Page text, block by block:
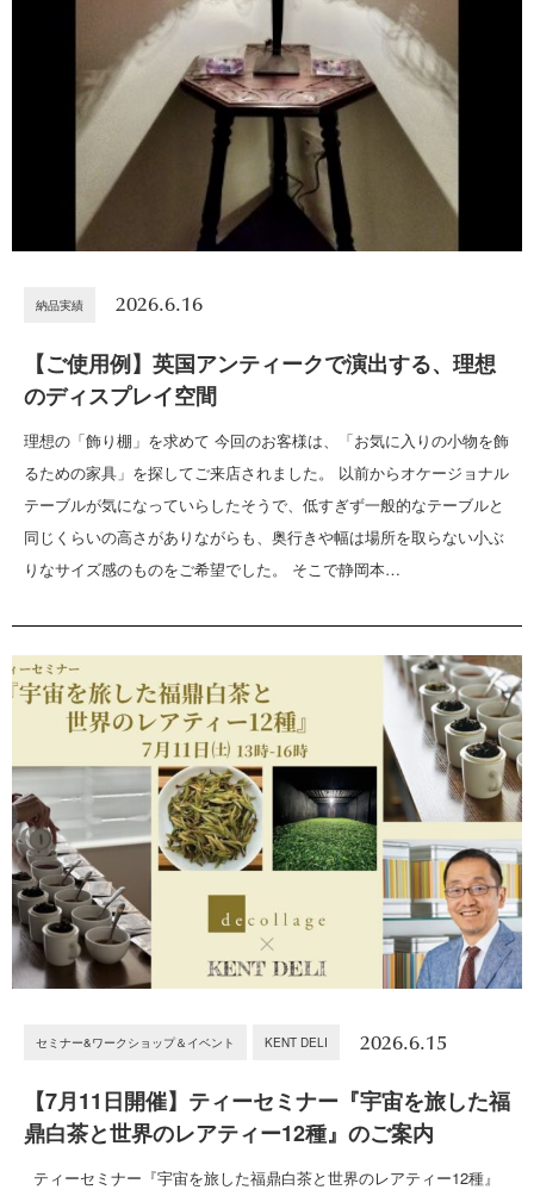
納品実績 2026.6.16
【ご使用例】英国アンティークで演出する、理想
のディスプレイ空間
理想の「飾り棚」を求めて 今回のお客様は、「お気に入りの小物を飾
るための家具」を探してご来店されました。 以前からオケージョナル
テーブルが気になっていらしたそうで、低すぎず一般的なテーブルと
同じくらいの高さがありながらも、奥行きや幅は場所を取らない小ぶ
りなサイズ感のものをご希望でした。 そこで静岡本…
セミナー&ワークショップ＆イベント KENT DELI 2026.6.15
【7月11日開催】ティーセミナー『宇宙を旅した福
鼎白茶と世界のレアティー12種』のご案内
ティーセミナー『宇宙を旅した福鼎白茶と世界のレアティー12種』